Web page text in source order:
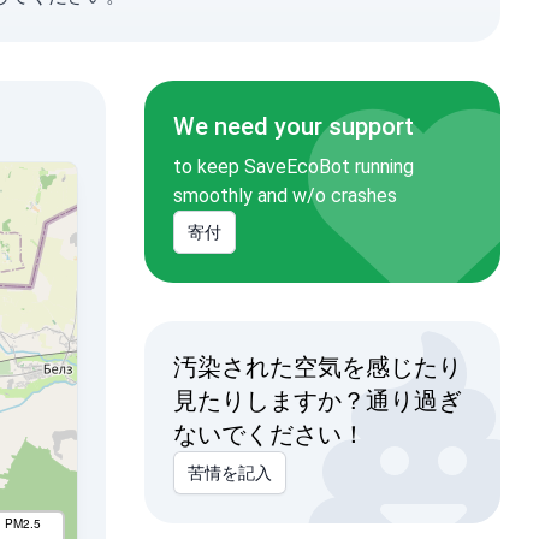
PM2.5
We need your support
to keep SaveEcoBot running
smoothly and w/o crashes
寄付
汚染された空気を感じたり
見たりしますか？通り過ぎ
ないでください！
苦情を記入